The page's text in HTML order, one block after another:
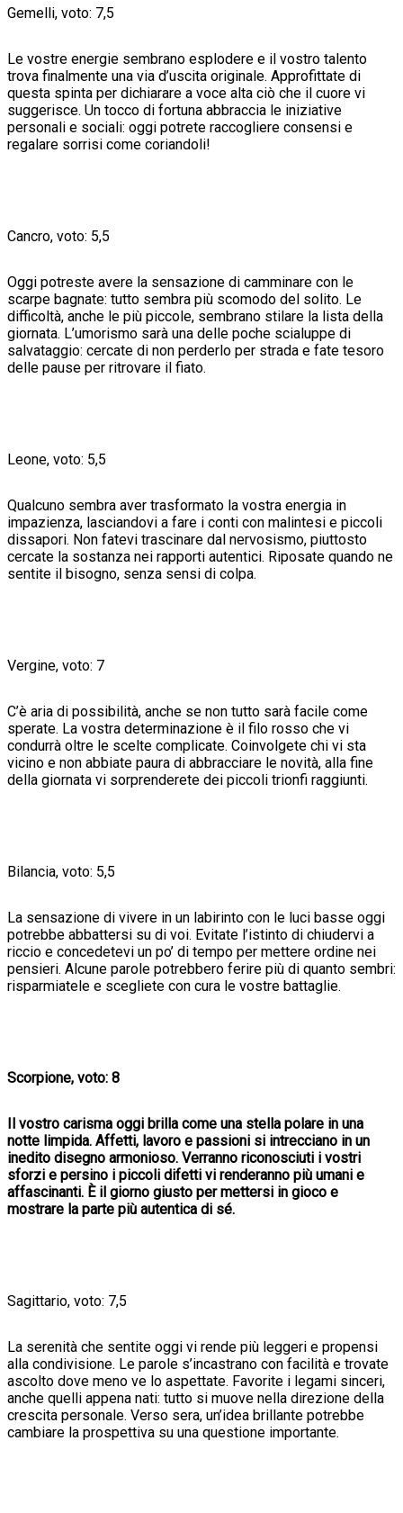
Gemelli, voto: 7,5
Le vostre energie sembrano esplodere e il vostro talento
trova finalmente una via d’uscita originale. Approfittate di
questa spinta per dichiarare a voce alta ciò che il cuore vi
suggerisce. Un tocco di fortuna abbraccia le iniziative
personali e sociali: oggi potrete raccogliere consensi e
regalare sorrisi come coriandoli!
Cancro, voto: 5,5
Oggi potreste avere la sensazione di camminare con le
scarpe bagnate: tutto sembra più scomodo del solito. Le
difficoltà, anche le più piccole, sembrano stilare la lista della
giornata. L’umorismo sarà una delle poche scialuppe di
salvataggio: cercate di non perderlo per strada e fate tesoro
delle pause per ritrovare il fiato.
Leone, voto: 5,5
Qualcuno sembra aver trasformato la vostra energia in
impazienza, lasciandovi a fare i conti con malintesi e piccoli
dissapori. Non fatevi trascinare dal nervosismo, piuttosto
cercate la sostanza nei rapporti autentici. Riposate quando ne
sentite il bisogno, senza sensi di colpa.
Vergine, voto: 7
C’è aria di possibilità, anche se non tutto sarà facile come
sperate. La vostra determinazione è il filo rosso che vi
condurrà oltre le scelte complicate. Coinvolgete chi vi sta
vicino e non abbiate paura di abbracciare le novità, alla fine
della giornata vi sorprenderete dei piccoli trionfi raggiunti.
Bilancia, voto: 5,5
La sensazione di vivere in un labirinto con le luci basse oggi
potrebbe abbattersi su di voi. Evitate l’istinto di chiudervi a
riccio e concedetevi un po’ di tempo per mettere ordine nei
pensieri. Alcune parole potrebbero ferire più di quanto sembri:
risparmiatele e scegliete con cura le vostre battaglie.
Scorpione, voto: 8
Il vostro carisma oggi brilla come una stella polare in una
notte limpida. Affetti, lavoro e passioni si intrecciano in un
inedito disegno armonioso. Verranno riconosciuti i vostri
sforzi e persino i piccoli difetti vi renderanno più umani e
affascinanti. È il giorno giusto per mettersi in gioco e
mostrare la parte più autentica di sé.
Sagittario, voto: 7,5
La serenità che sentite oggi vi rende più leggeri e propensi
alla condivisione. Le parole s’incastrano con facilità e trovate
ascolto dove meno ve lo aspettate. Favorite i legami sinceri,
anche quelli appena nati: tutto si muove nella direzione della
crescita personale. Verso sera, un’idea brillante potrebbe
cambiare la prospettiva su una questione importante.